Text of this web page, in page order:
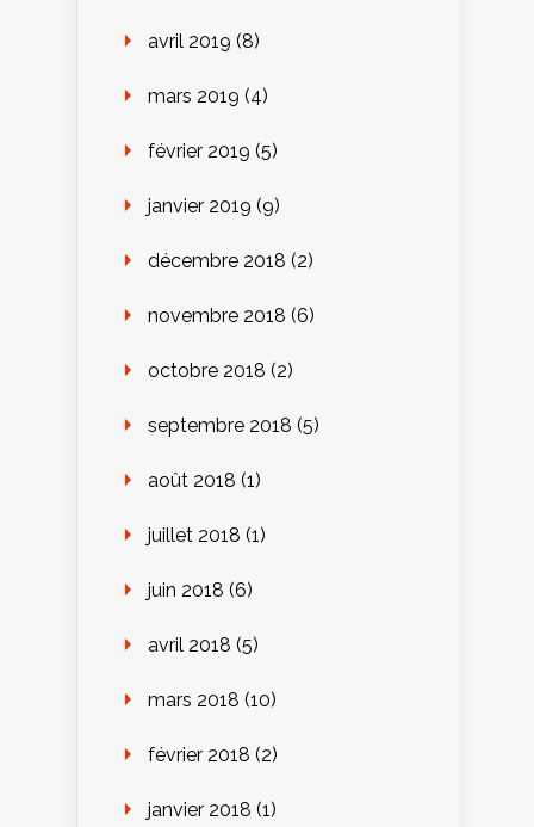
avril 2019 (8)
mars 2019 (4)
février 2019 (5)
janvier 2019 (9)
décembre 2018 (2)
novembre 2018 (6)
octobre 2018 (2)
septembre 2018 (5)
août 2018 (1)
juillet 2018 (1)
juin 2018 (6)
avril 2018 (5)
mars 2018 (10)
février 2018 (2)
janvier 2018 (1)